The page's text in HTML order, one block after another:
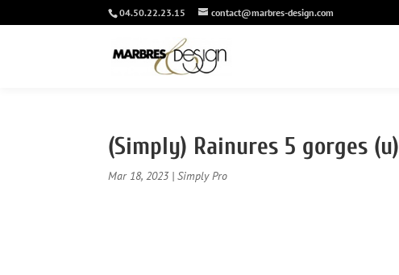
04.50.22.23.15 contact@marbres-design.com
(Simply) Rainures 5 gorges (u)
Mar 18, 2023|Simply Pro